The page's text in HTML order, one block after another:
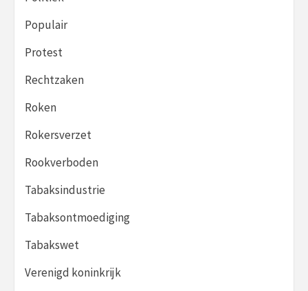
Populair
Protest
Rechtzaken
Roken
Rokersverzet
Rookverboden
Tabaksindustrie
Tabaksontmoediging
Tabakswet
Verenigd koninkrijk